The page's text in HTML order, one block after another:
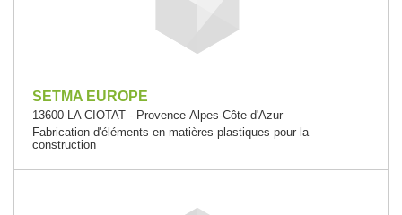
SETMA EUROPE
13600 LA CIOTAT - Provence-Alpes-Côte d'Azur
Fabrication d'éléments en matières plastiques pour la
construction